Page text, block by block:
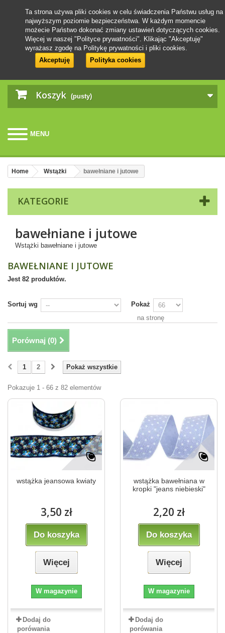
Koszyk (pusty)
MENU
Ta strona używa pliki cookies w celu świadczenia Państwu usług na
najwyższym poziomie bezpieczeństwa. W każdym momencie
możecie Państwo dokonać zmiany ustawień dotyczących cookies.
Więcej w naszej "Polityce prywatności". Klikając "Akceptuję"
wyrażasz zgodę na Politykę prywatności i pliki cookies.
Akceptuję
Polityka cookies
Home Wstążki bawełniane i jutowe
KATEGORIE
bawełniane i jutowe
Wstążki bawełniane i jutowe
BAWEŁNIANE I JUTOWE
Jest 82 produktów.
Sortuj wg
Pokaż
na stronę
Porównaj (0)
Pokaż wszystkie
1 2
Pokazuje 1 - 66 z 82 elementów
wstążka jeansowa kwiaty
3,50 zł
Do koszyka
Więcej
W magazynie
Dodaj do
porówania
wstążka bawełniana w
kropki "jeans niebieski"
2,20 zł
Do koszyka
Więcej
W magazynie
Dodaj do
porówania